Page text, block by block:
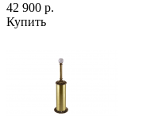
42 900 р.
Купить